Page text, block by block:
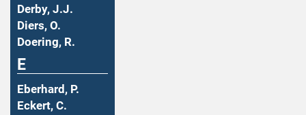
Derby, J.J.
Diers, O.
Doering, R.
E
Eberhard, P.
Eckert, C.